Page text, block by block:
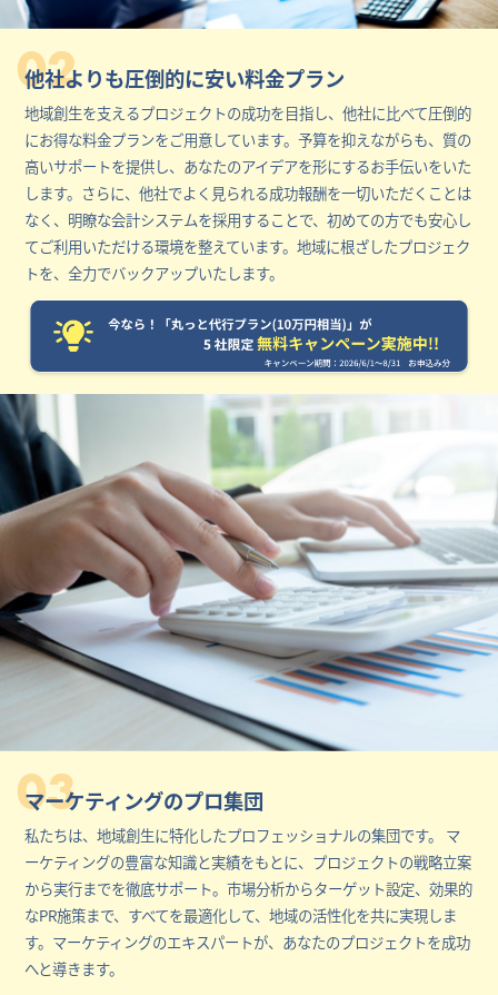
02
他社よりも圧倒的に安い料金プラン
地域創生を支えるプロジェクトの成功を目指し、他社に比べて圧倒的
にお得な料金プランをご用意しています。予算を抑えながらも、質の
高いサポートを提供し、あなたのアイデアを形にするお手伝いをいた
します。さらに、他社でよく見られる成功報酬を一切いただくことは
なく、明瞭な会計システムを採用することで、初めての方でも安心し
てご利用いただける環境を整えています。地域に根ざしたプロジェク
トを、全力でバックアップいたします。
03
マーケティングのプロ集団
私たちは、地域創生に特化したプロフェッショナルの集団です。 マ
ーケティングの豊富な知識と実績をもとに、プロジェクトの戦略立案
から実行までを徹底サポート。市場分析からターゲット設定、効果的
なPR施策まで、すべてを最適化して、地域の活性化を共に実現しま
す。マーケティングのエキスパートが、あなたのプロジェクトを成功
へと導きます。